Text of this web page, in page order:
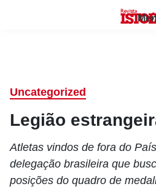
Uncategorized
Legião
Atletas vindos de fora do
delegação brasileira que
posições do quadro de